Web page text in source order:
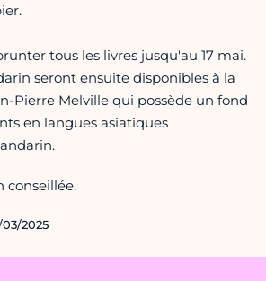
tous les livres jusqu'au 17 mai.
seront ensuite disponibles à la
Pierre Melville qui possède un fond
en langues asiatiques
conseillée.
2025